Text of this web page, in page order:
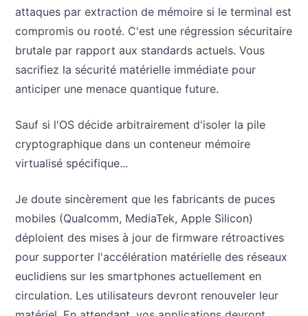
attaques par extraction de mémoire si le terminal est
compromis ou rooté. C'est une régression sécuritaire
brutale par rapport aux standards actuels. Vous
sacrifiez la sécurité matérielle immédiate pour
anticiper une menace quantique future.
Sauf si l'OS décide arbitrairement d'isoler la pile
cryptographique dans un conteneur mémoire
virtualisé spécifique...
Je doute sincèrement que les fabricants de puces
mobiles (Qualcomm, MediaTek, Apple Silicon)
déploient des mises à jour de firmware rétroactives
pour supporter l'accélération matérielle des réseaux
euclidiens sur les smartphones actuellement en
circulation. Les utilisateurs devront renouveler leur